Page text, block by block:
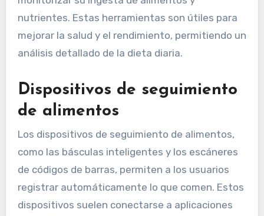
nutrientes. Estas herramientas son útiles para
mejorar la salud y el rendimiento, permitiendo un
análisis detallado de la dieta diaria.
Dispositivos de seguimiento
de alimentos
Los dispositivos de seguimiento de alimentos,
como las básculas inteligentes y los escáneres
de códigos de barras, permiten a los usuarios
registrar automáticamente lo que comen. Estos
dispositivos suelen conectarse a aplicaciones